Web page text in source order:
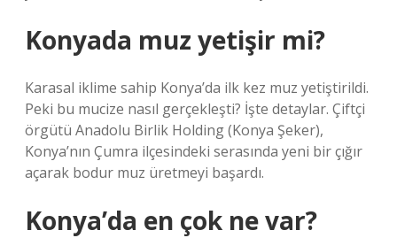
Konyada muz yetişir mi?
Karasal iklime sahip Konya’da ilk kez muz yetiştirildi.
Peki bu mucize nasıl gerçekleşti? İşte detaylar. Çiftçi
örgütü Anadolu Birlik Holding (Konya Şeker),
Konya’nın Çumra ilçesindeki serasında yeni bir çığır
açarak bodur muz üretmeyi başardı.
Konya’da en çok ne var?